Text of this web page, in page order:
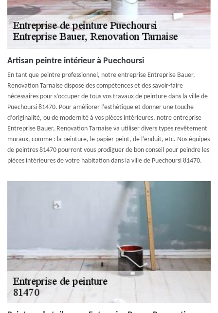
Artisan peintre intérieur à Puechoursi
En tant que peintre professionnel, notre entreprise Entreprise Bauer,
Renovation Tarnaise dispose des compétences et des savoir-faire
nécessaires pour s’occuper de tous vos travaux de peinture dans la ville de
Puechoursi 81470. Pour améliorer l’esthétique et donner une touche
d’originalité, ou de modernité à vos pièces intérieures, notre entreprise
Entreprise Bauer, Renovation Tarnaise va utiliser divers types revêtement
muraux, comme : la peinture, le papier peint, de l’enduit, etc. Nos équipes
de peintres 81470 pourront vous prodiguer de bon conseil pour peindre les
pièces intérieures de votre habitation dans la ville de Puechoursi 81470.